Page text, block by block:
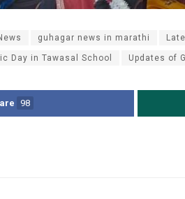
guhagar news in marathi
Day in Tawasal School Updates of
98